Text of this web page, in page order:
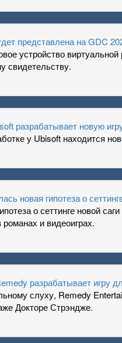
представлена на GDC
устройство
свидетельству.
разрабатывает новую
у Ubisoft находится
новая гипотеза о
о сеттинге новой
и видеоиграх.
разрабатывает игру
слуху, Remedy
Докторе Стрэндже.